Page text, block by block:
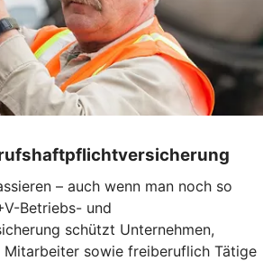
– auch wenn man noch so
Betriebs- und
schützt Unternehmen,
Mitarbeiter sowie freiberuflich Tätige